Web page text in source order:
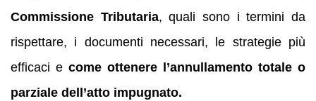
Commissione Tributaria, quali sono i termini da
rispettare, i documenti necessari, le strategie più
efficaci e come ottenere l’annullamento totale o
parziale dell’atto impugnato.